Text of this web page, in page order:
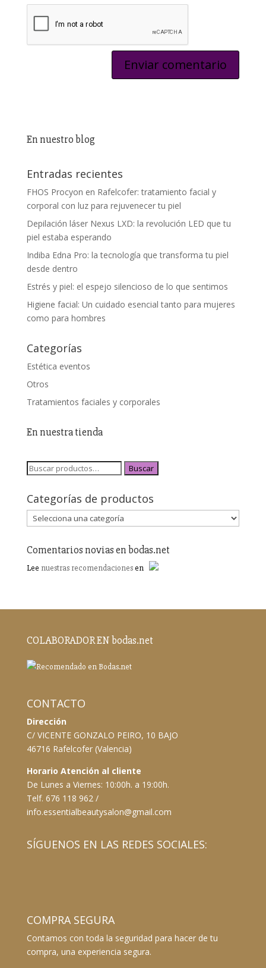
En nuestro blog
Entradas recientes
FHOS Procyon en Rafelcofer: tratamiento facial y
corporal con luz para rejuvenecer tu piel
Depilación láser Nexus LXD: la revolución LED que tu
piel estaba esperando
Indiba Edna Pro: la tecnología que transforma tu piel
desde dentro
Estrés y piel: el espejo silencioso de lo que sentimos
Higiene facial: Un cuidado esencial tanto para mujeres
como para hombres
Categorías
Estética eventos
Otros
Tratamientos faciales y corporales
En nuestra tienda
Buscar
Categorías de productos
Comentarios novias en bodas.net
Lee nuestras recomendacionesen
COLABORADOR EN bodas.net
CONTACTO
Dirección
C/ VICENTE GONZALO PEIRO, 10 BAJO
46716 Rafelcofer (Valencia)
Horario Atención al cliente
De Lunes a Viernes: 10:00h. a 19:00h.
Telf. 676 118 962 /
info.essentialbeautysalon@gmail.com
SÍGUENOS EN LAS REDES SOCIALES:
COMPRA SEGURA
Contamos con toda la seguridad para hacer de tu
compra, una experiencia segura.